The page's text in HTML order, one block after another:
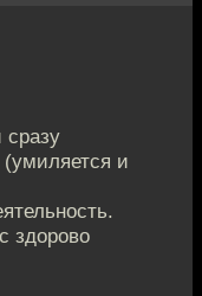
и
здорово